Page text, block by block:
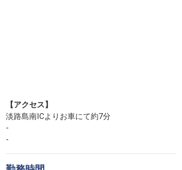
【アクセス】
淡路島南ICよりお車にて約7分
-
-